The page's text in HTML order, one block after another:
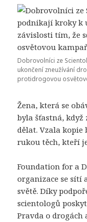
Dobrovolníci ze
ukončení zneužívání
protidrogovou
Žena, která se
byla šťastná,
dělat. Vzala kopie
rukou těch, kteří
Foundation for a
organizace se sítí
světě. Díky
scientologů
Pravda o